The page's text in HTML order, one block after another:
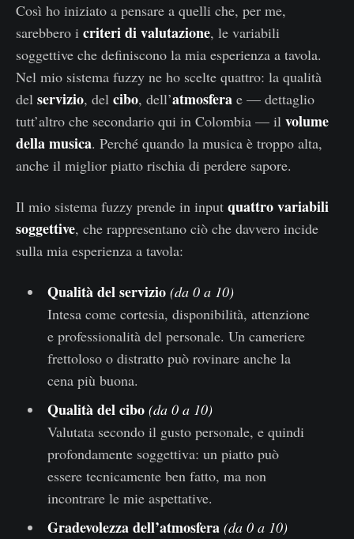
Così ho iniziato a pensare a quelli che, per me,
sarebbero i criteri di valutazione, le variabili
soggettive che definiscono la mia esperienza a tavola.
Nel mio sistema fuzzy ne ho scelte quattro: la qualità
del servizio, del cibo, dell’atmosfera e — dettaglio
tutt’altro che secondario qui in Colombia — il volume
della musica. Perché quando la musica è troppo alta,
anche il miglior piatto rischia di perdere sapore.
Il mio sistema fuzzy prende in input quattro variabili
soggettive, che rappresentano ciò che davvero incide
sulla mia esperienza a tavola:
Qualità del servizio (da 0 a 10)
Intesa come cortesia, disponibilità, attenzione
e professionalità del personale. Un cameriere
frettoloso o distratto può rovinare anche la
cena più buona.
Qualità del cibo (da 0 a 10)
Valutata secondo il gusto personale, e quindi
profondamente soggettiva: un piatto può
essere tecnicamente ben fatto, ma non
incontrare le mie aspettative.
Gradevolezza dell’atmosfera (da 0 a 10)